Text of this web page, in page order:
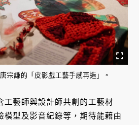
宗謙的「皮影戲工藝手感再造」。
工藝師與設計師共創的工藝材
模型及影音紀錄等，期待能藉由